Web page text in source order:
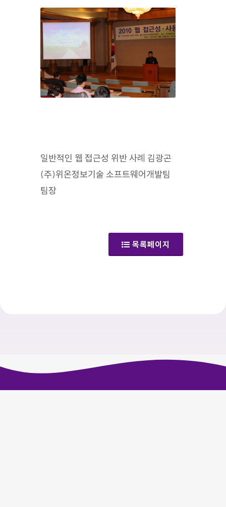
일반적인 웹 접근성 위반 사례 김광곤
(주)위온정보기술 소프트웨어개발팀
팀장
(갤러리)
목록페이지